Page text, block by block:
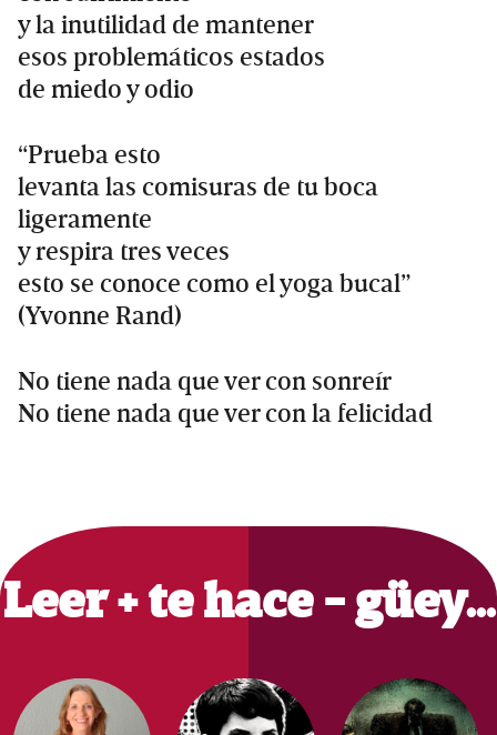
y la inutilidad de mantener
esos problemáticos estados
de miedo y odio
“Prueba esto
levanta las comisuras de tu boca
ligeramente
y respira tres veces
esto se conoce como el yoga bucal”
(Yvonne Rand)
No tiene nada que ver con sonreír
No tiene nada que ver con la felicidad
Primary
Sidebar
Leer + te hace - güey…